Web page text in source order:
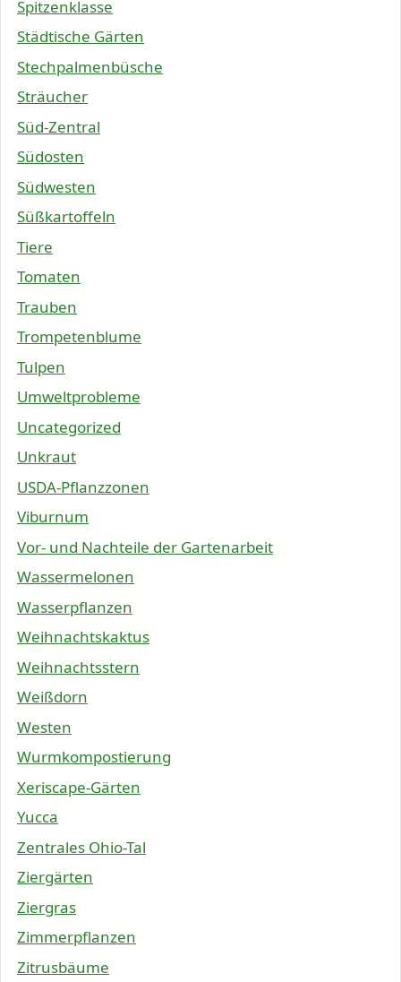
Spitzenklasse
Städtische Gärten
Stechpalmenbüsche
Sträucher
Süd-Zentral
Südosten
Südwesten
Süßkartoffeln
Tiere
Tomaten
Trauben
Trompetenblume
Tulpen
Umweltprobleme
Uncategorized
Unkraut
USDA-Pflanzzonen
Viburnum
Vor- und Nachteile der Gartenarbeit
Wassermelonen
Wasserpflanzen
Weihnachtskaktus
Weihnachtsstern
Weißdorn
Westen
Wurmkompostierung
Xeriscape-Gärten
Yucca
Zentrales Ohio-Tal
Ziergärten
Ziergras
Zimmerpflanzen
Zitrusbäume